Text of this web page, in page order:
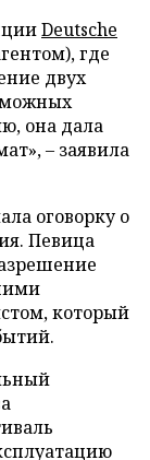
Deutsche
где
двух
она дала
– заявила
оговорку о
Певица
который